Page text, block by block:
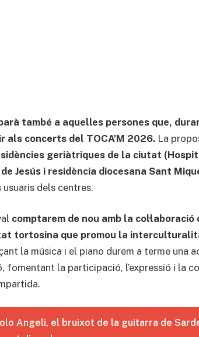
també a aquelles persones que,
als concerts del TOCA’M 2026. La
geriàtriques de la ciutat
Jesús i residència diocesana Sant
dels centres.
comptarem de nou amb la col·laboració
tortosina que promou la
la música i el piano durem a terme una
fomentant la participació, l’expressió i la
Angeli, el bruixot de la guitarra de